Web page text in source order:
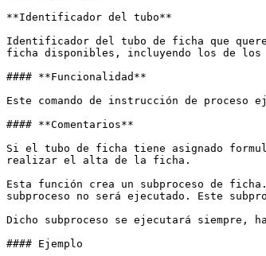
**Identificador del tubo**
Identificador del tubo de ficha que
ficha disponibles, incluyendo los de los
#### **Funcionalidad**
Este comando de instrucción de
#### **Comentarios**
Si el tubo de ficha tiene asignado
realizar el alta de la ficha.
Esta función crea un subproceso de
subproceso no será ejecutado. Este
Dicho subproceso se ejecutará siempre,
#### Ejemplo